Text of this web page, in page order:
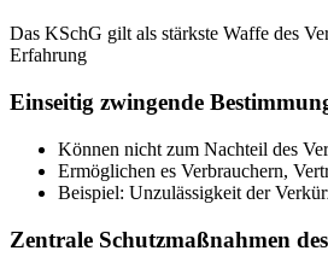
Das KSchG gilt als stärkste Waffe des
Erfahrung
Einseitig zwingende
Können nicht zum Nachteil des
Ermöglichen es Verbrauchern,
Beispiel: Unzulässigkeit der
Zentrale Schutzmaßnahmen